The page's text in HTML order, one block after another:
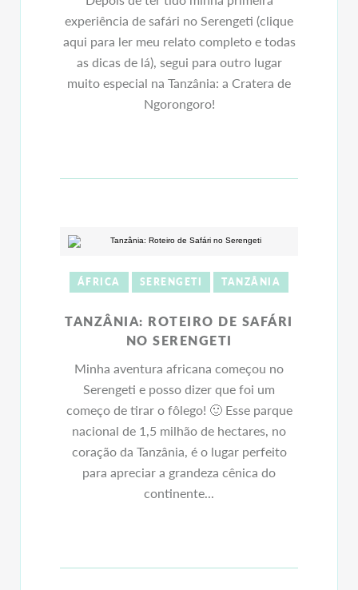
experiência de safári no Serengeti (clique
aqui para ler meu relato completo e todas
as dicas de lá), segui para outro lugar
muito especial na Tanzânia: a Cratera de
Ngorongoro!
ÁFRICA SERENGETI TANZÂNIA
TANZÂNIA: ROTEIRO DE SAFÁRI
NO SERENGETI
Minha aventura africana começou no
Serengeti e posso dizer que foi um
começo de tirar o fôlego! 🙂 Esse parque
nacional de 1,5 milhão de hectares, no
coração da Tanzânia, é o lugar perfeito
para apreciar a grandeza cênica do
continente...